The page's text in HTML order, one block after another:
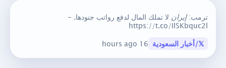
ترمب:إيران لا تملك المال لدفع رواتب جنودها. -
https://t.co/IlSKbquc2l
𝕏/أخبار السعودية 16 hours ago